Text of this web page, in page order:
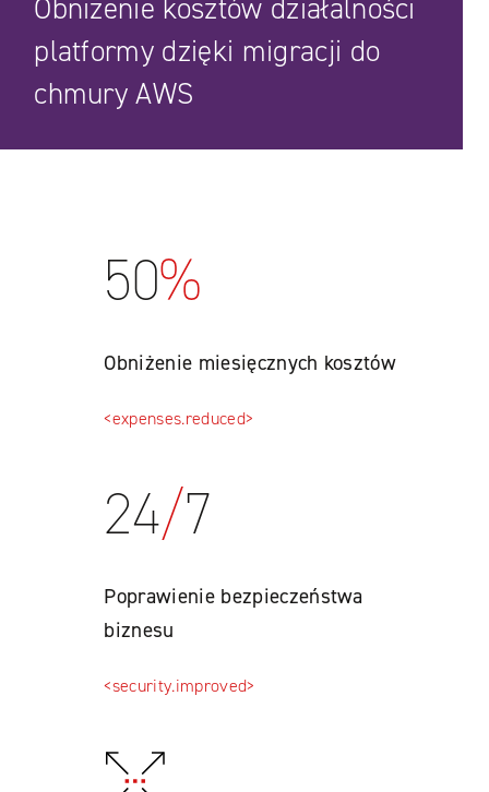
Obniżenie kosztów działalności
platformy dzięki migracji do
chmury AWS
50%
Obniżenie miesięcznych kosztów
<expenses.reduced>
24/7
Poprawienie bezpieczeństwa
biznesu
<security.improved>